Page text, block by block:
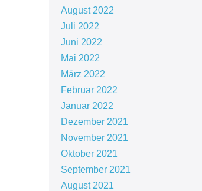
August 2022
Juli 2022
Juni 2022
Mai 2022
März 2022
Februar 2022
Januar 2022
Dezember 2021
November 2021
Oktober 2021
September 2021
August 2021